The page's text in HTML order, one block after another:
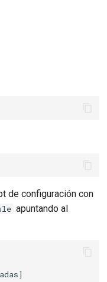
de configuración con
apuntando al